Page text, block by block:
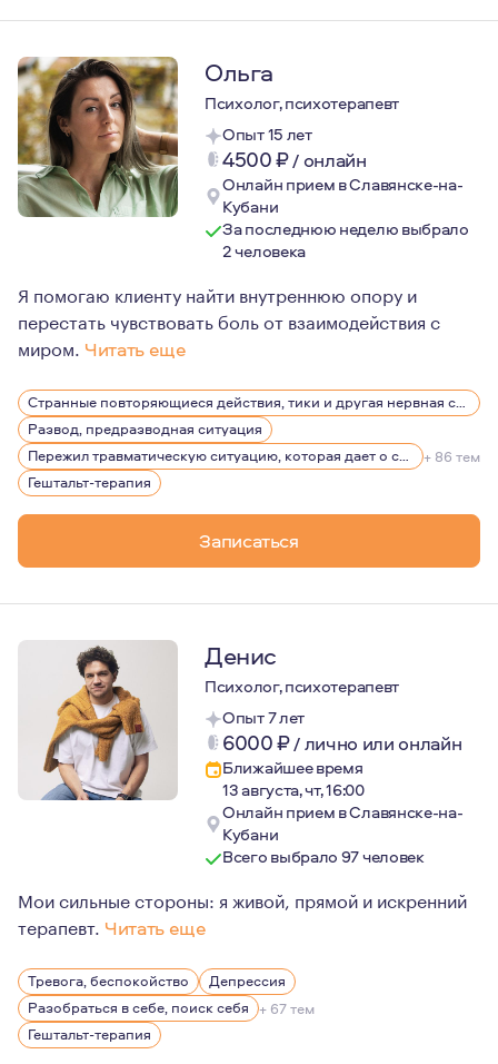
Ольга
Психолог, психотерапевт
Опыт 15 лет
4500₽/ онлайн
Онлайн прием в Славянске-на-
Кубани
За последнюю неделю выбрало
2 человека
Я помогаю клиенту найти внутреннюю опору и
перестать чувствовать боль от взаимодействия с
миром. Читать еще
Я всегда жила с ощущением обострённой
Странные повторяющиеся действия, тики и другая нервная симптоматика
Развод, предразводная ситуация
Пережил травматическую ситуацию, которая дает о себе знать, беспокоит, вызывает эмоции
+ 86 тем
Гештальт-терапия
Записаться
Денис
Психолог, психотерапевт
Опыт 7 лет
6000₽/лично или онлайн
Ближайшее время
13 августа, чт, 16:00
Онлайн прием в Славянске-на-
Кубани
Всего выбрало 97 человек
Мои сильные стороны: я живой, прямой и искренний
терапевт. Читать еще
Мне 46. В прошлом я адвокат, предприниматель и
В моем личном опыте — двадцать лет брака, трое
Тревога, беспокойство
Депрессия
Разобраться в себе, поиск себя + 67 тем
Гештальт-терапия